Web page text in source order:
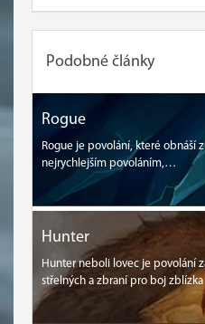
Podobné články
Rogue
Rogue je povolání, které obnáší
nejrychlejším povoláním,…
Hunter
Hunter neboli lovec je povolání
střelných a zbraní pro boj